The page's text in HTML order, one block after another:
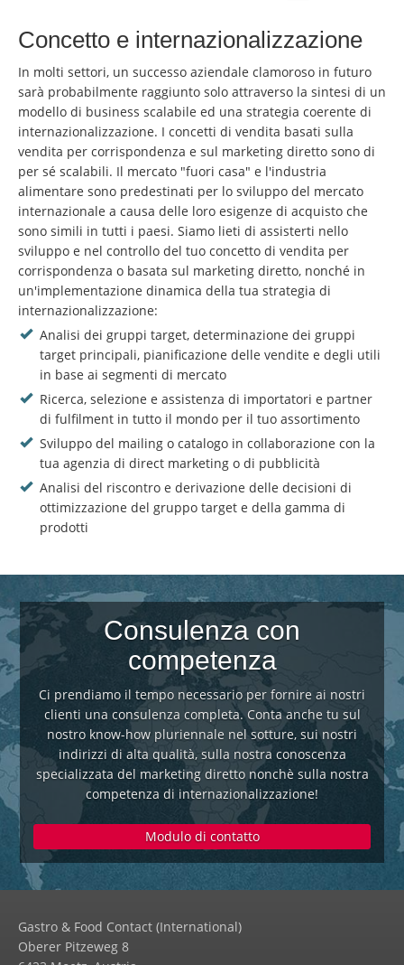
Concetto e internazionalizzazione
In molti settori, un successo aziendale clamoroso in futuro
sarà probabilmente raggiunto solo attraverso la sintesi di un
modello di business scalabile ed una strategia coerente di
internazionalizzazione. I concetti di vendita basati sulla
vendita per corrispondenza e sul marketing diretto sono di
per sé scalabili. Il mercato "fuori casa" e l'industria
alimentare sono predestinati per lo sviluppo del mercato
internazionale a causa delle loro esigenze di acquisto che
sono simili in tutti i paesi. Siamo lieti di assisterti nello
sviluppo e nel controllo del tuo concetto di vendita per
corrispondenza o basata sul marketing diretto, nonché in
un'implementazione dinamica della tua strategia di
internazionalizzazione:
Analisi dei gruppi target, determinazione dei gruppi
target principali, pianificazione delle vendite e degli utili
in base ai segmenti di mercato
Ricerca, selezione e assistenza di importatori e partner
di fulfilment in tutto il mondo per il tuo assortimento
Sviluppo del mailing o catalogo in collaborazione con la
tua agenzia di direct marketing o di pubblicità
Analisi del riscontro e derivazione delle decisioni di
ottimizzazione del gruppo target e della gamma di
prodotti
Consulenza con
competenza
Ci prendiamo il tempo necessario per fornire ai nostri
clienti una consulenza completa. Conta anche tu sul
nostro know-how pluriennale nel sotture, sui nostri
indirizzi di alta qualità, sulla nostra conoscenza
specializzata del marketing diretto nonchè sulla nostra
competenza di internazionalizzazione!
Modulo di contatto
Gastro & Food Contact (International)
Oberer Pitzeweg 8